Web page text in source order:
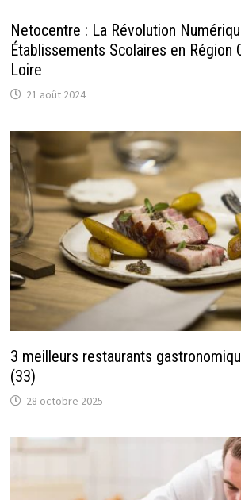
Netocentre : La Révolution
Établissements Scolaires en Région
Loire
21 août 2024
3 meilleurs restaurants
(33)
28 octobre 2025